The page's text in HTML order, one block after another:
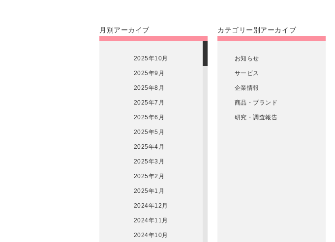
月別アーカイブ
2025年10月
2025年9月
2025年8月
2025年7月
2025年6月
2025年5月
2025年4月
2025年3月
2025年2月
2025年1月
2024年12月
2024年11月
2024年10月
カテゴリー別アーカイブ
お知らせ
サービス
企業情報
商品・ブランド
研究・調査報告